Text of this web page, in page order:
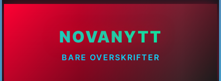
NOVANYTT
BARE OVERSKRIFTER